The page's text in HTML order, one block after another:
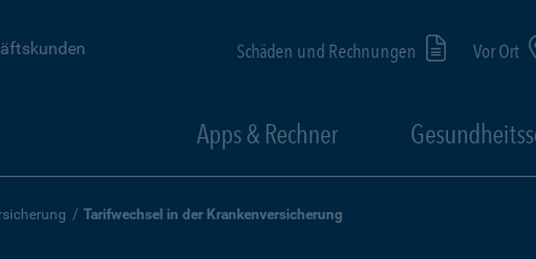
Schäden und Rechnungen Vor Ort
Apps & Rechner
Tarifwechsel in der Krankenversicherung